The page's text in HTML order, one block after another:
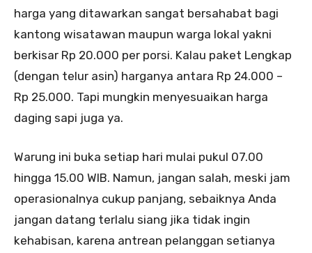
harga yang ditawarkan sangat bersahabat bagi
kantong wisatawan maupun warga lokal yakni
berkisar Rp 20.000 per porsi. Kalau paket Lengkap
(dengan telur asin) harganya antara Rp 24.000 –
Rp 25.000. Tapi mungkin menyesuaikan harga
daging sapi juga ya.
Warung ini buka setiap hari mulai pukul 07.00
hingga 15.00 WIB. Namun, jangan salah, meski jam
operasionalnya cukup panjang, sebaiknya Anda
jangan datang terlalu siang jika tidak ingin
kehabisan, karena antrean pelanggan setianya